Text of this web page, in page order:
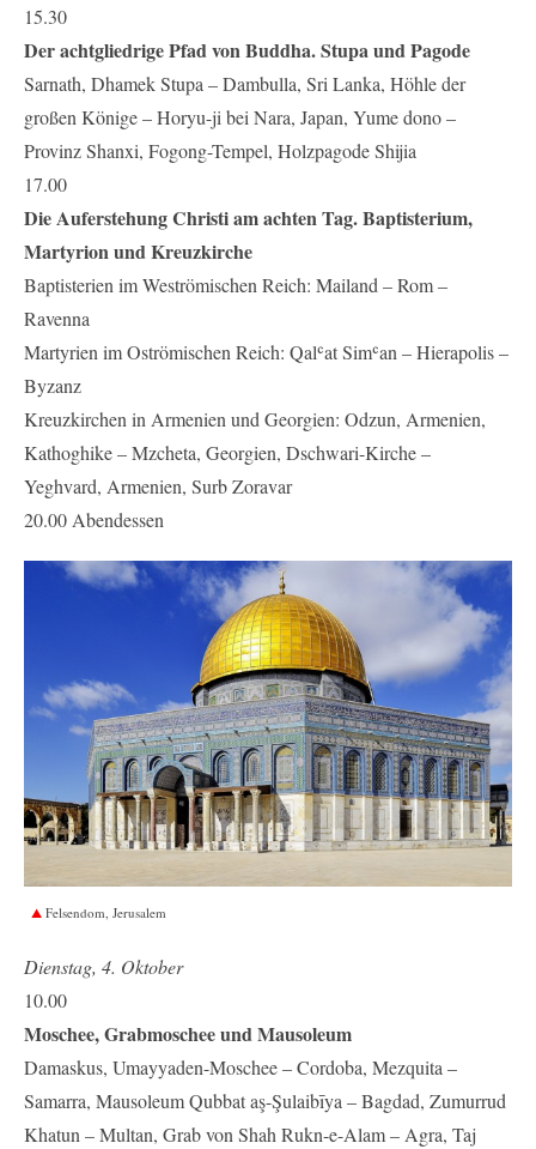
15.30
Der achtgliedrige Pfad von Buddha. Stupa und Pagode
Sarnath, Dhamek Stupa – Dambulla, Sri Lanka, Höhle der
großen Könige – Horyu-ji bei Nara, Japan, Yume dono –
Provinz Shanxi, Fogong-Tempel, Holzpagode Shijia
17.00
Die Auferstehung Christi am achten Tag. Baptisterium,
Martyrion und Kreuzkirche
Baptisterien im Weströmischen Reich: Mailand – Rom –
Ravenna
Martyrien im Oströmischen Reich: Qalʿat Simʿan – Hierapolis –
Byzanz
Kreuzkirchen in Armenien und Georgien: Odzun, Armenien,
Kathoghike – Mzcheta, Georgien, Dschwari-Kirche –
Yeghvard, Armenien, Surb Zoravar
20.00 Abendessen
Felsendom, Jerusalem
Dienstag, 4. Oktober
10.00
Moschee, Grabmoschee und Mausoleum
Damaskus, Umayyaden-Moschee – Cordoba, Mezquita –
Samarra, Mausoleum Qubbat aş-Şulaibīya – Bagdad, Zumurrud
Khatun – Multan, Grab von Shah Rukn-e-Alam – Agra, Taj